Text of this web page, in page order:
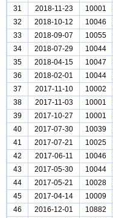
31
2018-11-23 10001
32
2018-10-12 10046
33
2018-09-07 10055
34
2018-07-29 10044
35
2018-04-15 10047
36
2018-02-01 10044
37
2017-11-10 10002
38
2017-11-03 10001
39
2017-10-27 10001
40
2017-07-30 10039
41
2017-07-21 10025
42
2017-06-11 10046
43
2017-05-30 10044
44
2017-05-21 10028
45
2017-04-14 10009
46
2016-12-01 10882